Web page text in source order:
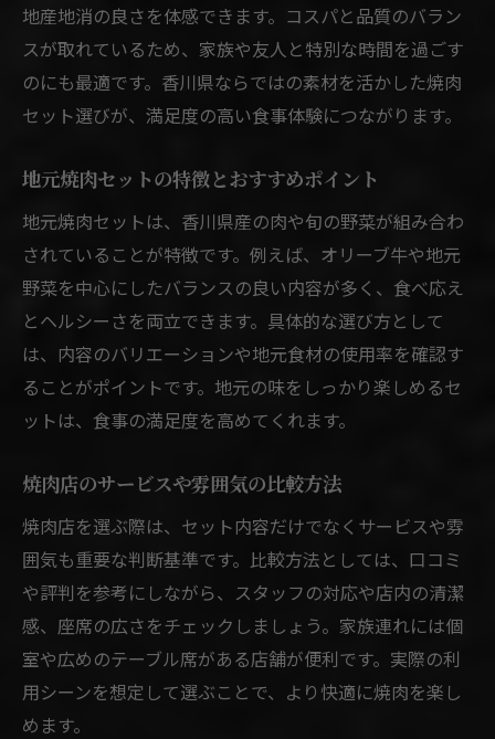
オリーブ牛入り焼肉セットの魅力発見
オリーブ牛焼肉セットの贅沢な味わい体験
焼肉セットでオリーブ牛を堪能する魅力
地元ブランド牛入り焼肉の人気理由を解説
焼肉セットで味わう香川県産肉の特長とは
オリーブ牛焼肉セット選びのポイント紹介
焼肉で地元ブランド牛の美味しさを実感
家族で味わう香川の焼肉セット特集
家族向け焼肉セットの選び方と特徴解説
焼肉セットで家族全員が満足するコツ
子供連れでも安心な焼肉セットの工夫
焼肉セットで家族団らんを楽しむ方法
香川県で家族向け焼肉店を選ぶポイント
焼肉セット内容を比較して賢く選ぶ方法
焼肉セット内容を比較して選ぶ重要性
焼肉の品数やサイドメニュー比較のコツ
口コミを活用した焼肉セット内容の確認術
焼肉セットの内容で選ぶ満足度アップ法
地産地消の良さを体感できます。コスパと品質のバラン
スが取れているため、家族や友人と特別な時間を過ごす
のにも最適です。香川県ならではの素材を活かした焼肉
セット選びが、満足度の高い食事体験につながります。
地元焼肉セットの特徴とおすすめポイント
地元焼肉セットは、香川県産の肉や旬の野菜が組み合わ
されていることが特徴です。例えば、オリーブ牛や地元
野菜を中心にしたバランスの良い内容が多く、食べ応え
とヘルシーさを両立できます。具体的な選び方として
は、内容のバリエーションや地元食材の使用率を確認す
ることがポイントです。地元の味をしっかり楽しめるセ
ットは、食事の満足度を高めてくれます。
焼肉店のサービスや雰囲気の比較方法
焼肉店を選ぶ際は、セット内容だけでなくサービスや雰
囲気も重要な判断基準です。比較方法としては、口コミ
や評判を参考にしながら、スタッフの対応や店内の清潔
感、座席の広さをチェックしましょう。家族連れには個
室や広めのテーブル席がある店舗が便利です。実際の利
用シーンを想定して選ぶことで、より快適に焼肉を楽し
めます。